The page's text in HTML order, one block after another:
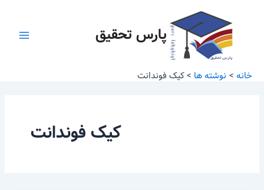
پارس تحقیق
خانه نوشته ها کیک فوندانت
کیک فوندانت